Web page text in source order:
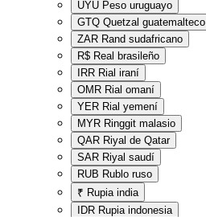
UYU Peso uruguayo
GTQ Quetzal guatemalteco
ZAR Rand sudafricano
R$ Real brasileño
IRR Rial iraní
OMR Rial omaní
YER Rial yemení
MYR Ringgit malasio
QAR Riyal de Qatar
SAR Riyal saudí
RUB Rublo ruso
₹ Rupia india
IDR Rupia indonesia